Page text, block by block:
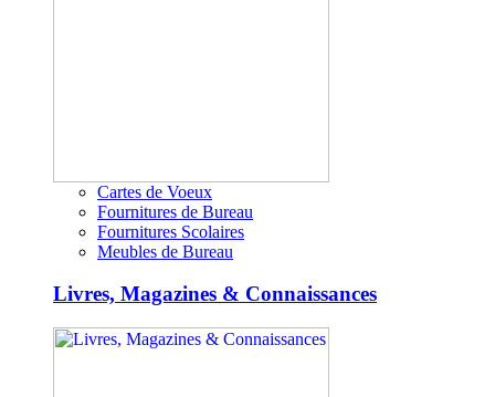
Cartes de Voeux
Fournitures de Bureau
Fournitures Scolaires
Meubles de Bureau
Livres, Magazines & Connaissances